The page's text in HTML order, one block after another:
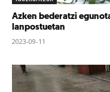
Azken bederatzi
lanpostuetan
2023-09-11